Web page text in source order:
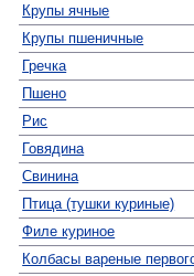
Крупы ячные
Крупы пшеничные
Гречка
Пшено
Рис
Говядина
Свинина
Птица (тушки куриные)
Филе куриное
Колбасы вареные